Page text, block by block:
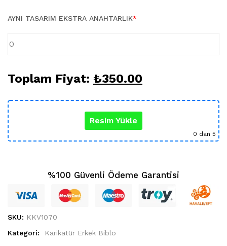
KUPA BARDAK (5)
Öğretmenler Günü (5)
AYNI TASARIM EKSTRA ANAHTARLIK*
Toplam Fiyat: ₺350.00
Resim Yükle
0 dan 5
%100 Güvenli Ödeme Garantisi
SKU: KKV1070
Kategori:
Karikatür Erkek Biblo